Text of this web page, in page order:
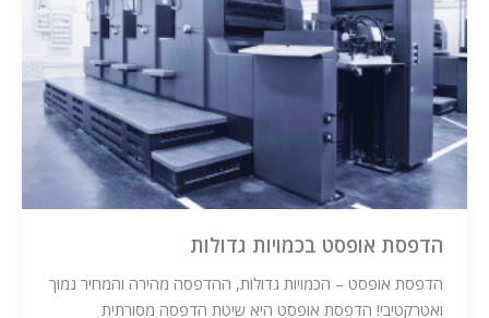
הדפסת אופסט בכמויות גדולות
הדפסת אופסט – הכמויות גדולות, ההדפסה מהירה והמחיר נמוך
ואטרקטיבי! הדפסת אופסט היא שיטת הדפסה מסורתית